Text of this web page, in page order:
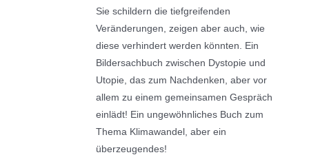
Sie schildern die tiefgreifenden
Veränderungen, zeigen aber auch, wie
diese verhindert werden könnten. Ein
Bildersachbuch zwischen Dystopie und
Utopie, das zum Nachdenken, aber vor
allem zu einem gemeinsamen Gespräch
einlädt! Ein ungewöhnliches Buch zum
Thema Klimawandel, aber ein
überzeugendes!